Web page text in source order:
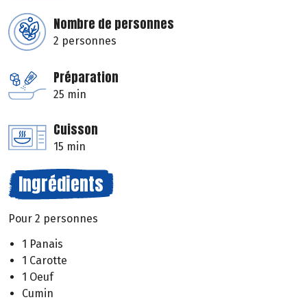
Nombre de personnes
2 personnes
Préparation
25 min
Cuisson
15 min
Ingrédients
Pour 2 personnes
1 Panais
1 Carotte
1 Oeuf
Cumin